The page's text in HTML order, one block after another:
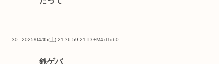
30 : 2025/04/05(土) 21:26:59.21 ID:+M4xt1db0
銭ゲバ